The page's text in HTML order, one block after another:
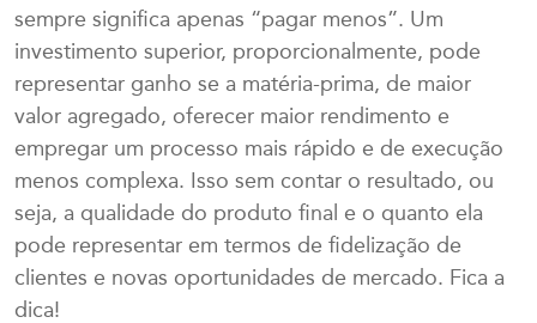
sempre significa apenas “pagar menos”. Um
investimento superior, proporcionalmente, pode
representar ganho se a matéria-prima, de maior
valor agregado, oferecer maior rendimento e
empregar um processo mais rápido e de execução
menos complexa. Isso sem contar o resultado, ou
seja, a qualidade do produto final e o quanto ela
pode representar em termos de fidelização de
clientes e novas oportunidades de mercado. Fica a
dica!